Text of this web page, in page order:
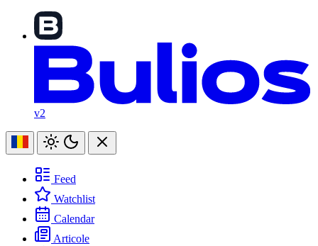
v2
Feed
Watchlist
Calendar
Articole